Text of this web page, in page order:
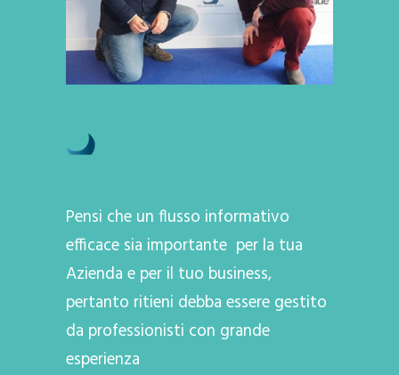
Pensi che un flusso informativo
efficace sia importante per la tua
Azienda e per il tuo business,
pertanto ritieni debba essere gestito
da professionisti con grande
esperienza